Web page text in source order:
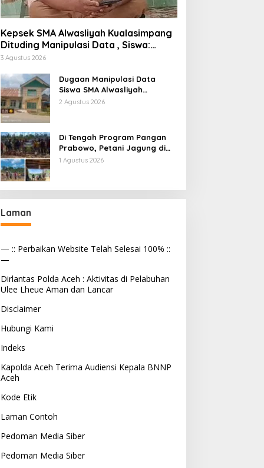
Kepsek SMA Alwasliyah Kualasimpang
Dituding Manipulasi Data , Siswa:
Datang Sesuka Hati, Dana MBG
3 Agustus 2026
Dugaan Manipulasi Data
Siswa SMA Alwasliyah
Kualasimpang: Sekolah Nihil
2 Agustus 2026
Di Tengah Program Pangan
Prabowo, Petani Jagung di
Berau Mengaku Diterpa
1 Agustus 2026
Laman
— :: Perbaikan Website Telah Selesai 100% ::
—
Dirlantas Polda Aceh : Aktivitas di Pelabuhan
Ulee Lheue Aman dan Lancar
Disclaimer
Hubungi Kami
Indeks
Kapolda Aceh Terima Audiensi Kepala BNNP
Aceh
Kode Etik
Laman Contoh
Pedoman Media Siber
Pedoman Media Siber